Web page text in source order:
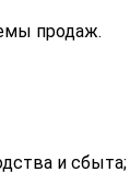
продаж.
и сбыта;